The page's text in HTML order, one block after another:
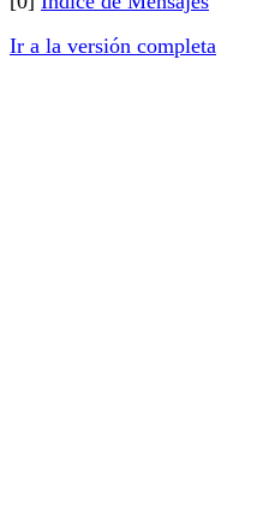
Ir a la versión completa